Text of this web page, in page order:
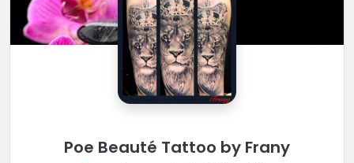
Poe Beauté Tattoo by Frany